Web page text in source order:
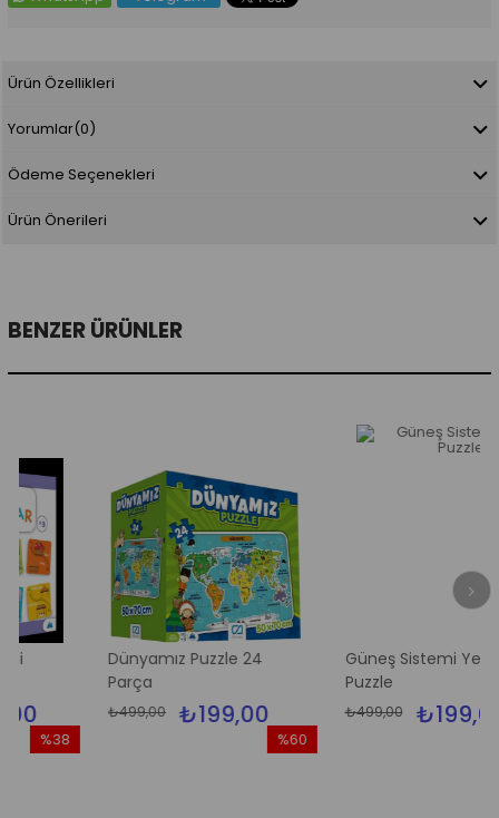
Ürün Özellikleri
Yorumlar(0)
Ödeme Seçenekleri
Ürün Önerileri
BENZER ÜRÜNLER
Dünyamız Puzzle 24
Parça
₺199,00
₺499,00
Güneş Sistemi Yer
Puzzle
₺199,00
₺499,00